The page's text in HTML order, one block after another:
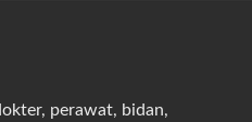
perawat, bidan,